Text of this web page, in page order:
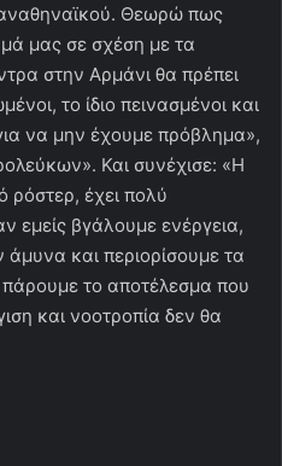
Θεωρώ πως
μας σε σχέση με τα
στην Αρμάνι θα πρέπει
το ίδιο πεινασμένοι και
να μην έχουμε πρόβλημα»,
Και συνέχισε: «Η
ρόστερ, έχει πολύ
εμείς βγάλουμε ενέργεια,
και περιορίσουμε τα
το αποτέλεσμα που
και νοοτροπία δεν θα